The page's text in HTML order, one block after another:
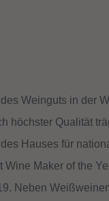
Weinguts in der
höchster Qualität
Hauses für
Maker of the
Neben